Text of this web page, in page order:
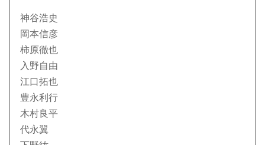
神谷浩史
岡本信彦
柿原徹也
入野自由
江口拓也
豊永利行
木村良平
代永翼